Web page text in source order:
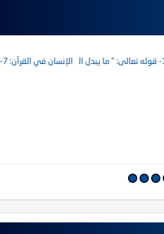
الإنسان في القرآن: 7- ﴿وَحَمَلَهَا الْإِنْسَانُ إِنَّهُ كَانَ ظَلُومًا جَهُولًا ﴾